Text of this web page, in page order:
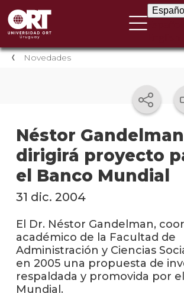
Español
Novedades
Néstor Gandelman
dirigirá proyecto
el Banco Mundial
31 dic. 2004
El Dr. Néstor Gandelman,
académico de la Facultad de
Administración y Ciencias
en 2005 una propuesta de
respaldada y promovida por
Mundial.